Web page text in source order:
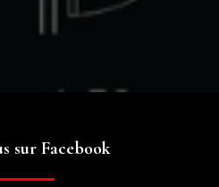
sur Facebook